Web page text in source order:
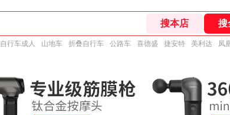
自行车成人 山地车 折叠自行车 公路车 喜德盛 捷安特 美利达 凤